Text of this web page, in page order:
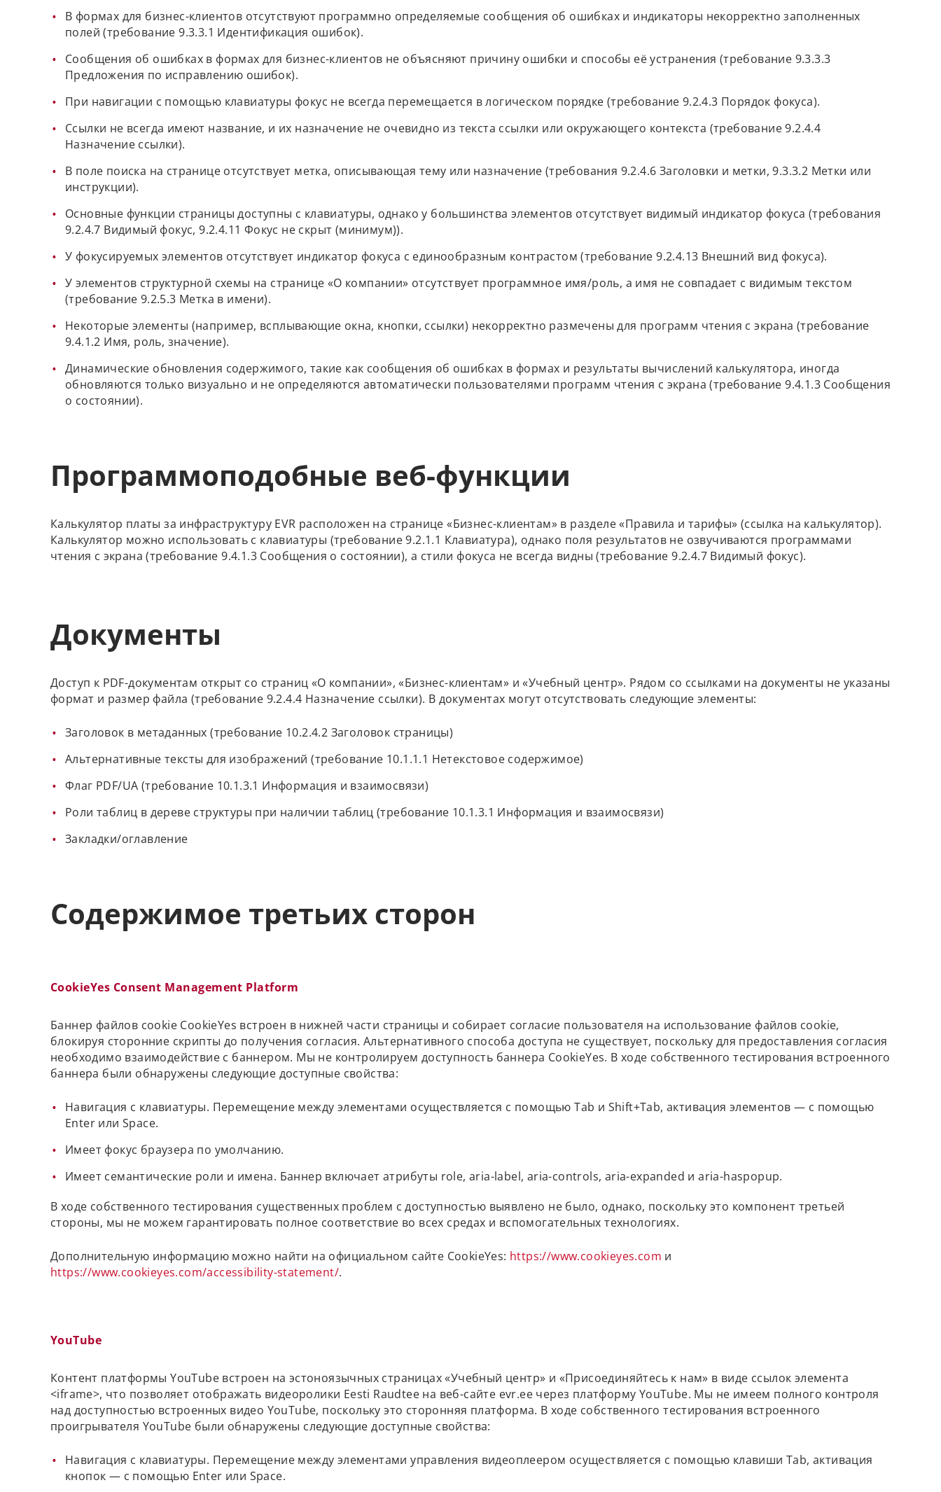
В формах для бизнес-клиентов отсутствуют программно определяемые сообщения об ошибках и индикаторы некорректно заполненных
полей (требование 9.3.3.1 Идентификация ошибок).
Сообщения об ошибках в формах для бизнес-клиентов не объясняют причину ошибки и способы её устранения (требование 9.3.3.3
Предложения по исправлению ошибок).
При навигации с помощью клавиатуры фокус не всегда перемещается в логическом порядке (требование 9.2.4.3 Порядок фокуса).
Ссылки не всегда имеют название, и их назначение не очевидно из текста ссылки или окружающего контекста (требование 9.2.4.4
Назначение ссылки).
В поле поиска на странице отсутствует метка, описывающая тему или назначение (требования 9.2.4.6 Заголовки и метки, 9.3.3.2 Метки или
инструкции).
Основные функции страницы доступны с клавиатуры, однако у большинства элементов отсутствует видимый индикатор фокуса (требования
9.2.4.7 Видимый фокус, 9.2.4.11 Фокус не скрыт (минимум)).
У фокусируемых элементов отсутствует индикатор фокуса с единообразным контрастом (требование 9.2.4.13 Внешний вид фокуса).
У элементов структурной схемы на странице «О компании» отсутствует программное имя/роль, а имя не совпадает с видимым текстом
(требование 9.2.5.3 Метка в имени).
Некоторые элементы (например, всплывающие окна, кнопки, ссылки) некорректно размечены для программ чтения с экрана (требование
9.4.1.2 Имя, роль, значение).
Динамические обновления содержимого, такие как сообщения об ошибках в формах и результаты вычислений калькулятора, иногда
обновляются только визуально и не определяются автоматически пользователями программ чтения с экрана (требование 9.4.1.3 Сообщения
о состоянии).
Программоподобные веб-функции
Калькулятор платы за инфраструктуру EVR расположен на странице «Бизнес-клиентам» в разделе «Правила и тарифы» (ссылка на калькулятор).
Калькулятор можно использовать с клавиатуры (требование 9.2.1.1 Клавиатура), однако поля результатов не озвучиваются программами
чтения с экрана (требование 9.4.1.3 Сообщения о состоянии), а стили фокуса не всегда видны (требование 9.2.4.7 Видимый фокус).
Документы
Доступ к PDF-документам открыт со страниц «О компании», «Бизнес-клиентам» и «Учебный центр». Рядом со ссылками на документы не указаны
формат и размер файла (требование 9.2.4.4 Назначение ссылки). В документах могут отсутствовать следующие элементы:
Заголовок в метаданных (требование 10.2.4.2 Заголовок страницы)
Альтернативные тексты для изображений (требование 10.1.1.1 Нетекстовое содержимое)
Флаг PDF/UA (требование 10.1.3.1 Информация и взаимосвязи)
Роли таблиц в дереве структуры при наличии таблиц (требование 10.1.3.1 Информация и взаимосвязи)
Закладки/оглавление
Содержимое третьих сторон
CookieYes Consent Management Platform
Баннер файлов cookie CookieYes встроен в нижней части страницы и собирает согласие пользователя на использование файлов cookie,
блокируя сторонние скрипты до получения согласия. Альтернативного способа доступа не существует, поскольку для предоставления согласия
необходимо взаимодействие с баннером. Мы не контролируем доступность баннера CookieYes. В ходе собственного тестирования встроенного
баннера были обнаружены следующие доступные свойства:
Навигация с клавиатуры. Перемещение между элементами осуществляется с помощью Tab и Shift+Tab, активация элементов — с помощью
Enter или Space.
Имеет фокус браузера по умолчанию.
Имеет семантические роли и имена. Баннер включает атрибуты role, aria-label, aria-controls, aria-expanded и aria-haspopup.
В ходе собственного тестирования существенных проблем с доступностью выявлено не было, однако, поскольку это компонент третьей
стороны, мы не можем гарантировать полное соответствие во всех средах и вспомогательных технологиях.
Дополнительную информацию можно найти на официальном сайте CookieYes: https://www.cookieyes.com и
https://www.cookieyes.com/accessibility-statement/.
YouTube
Контент платформы YouTube встроен на эстоноязычных страницах «Учебный центр» и «Присоединяйтесь к нам» в виде ссылок элемента
<iframe>, что позволяет отображать видеоролики Eesti Raudtee на веб-сайте evr.ee через платформу YouTube. Мы не имеем полного контроля
над доступностью встроенных видео YouTube, поскольку это сторонняя платформа. В ходе собственного тестирования встроенного
проигрывателя YouTube были обнаружены следующие доступные свойства:
Навигация с клавиатуры. Перемещение между элементами управления видеоплеером осуществляется с помощью клавиши Tab, активация
кнопок — с помощью Enter или Space.